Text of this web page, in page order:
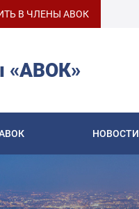
В ЧЛЕНЫ АВОК
«АВОК»
НОВОСТИ